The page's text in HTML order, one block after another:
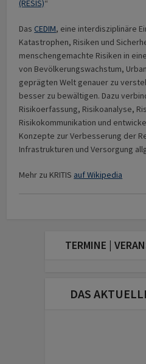
(RESIS)“
Das CEDIM, eine interdisziplinäre
Katastrophen, Risiken und
menschengemachte Risiken in
von Bevölkerungswachstum,
geprägten Welt genauer zu
besser zu bewältigen. Dazu
Risikoerfassung, Risikoanalyse,
Risikokommuni­ka­tion und
Konzepte zur Verbesserung der
Infrastrukturen und Versorgung
Mehr zu KRITIS auf Wikipedia
TERMINE |
DAS